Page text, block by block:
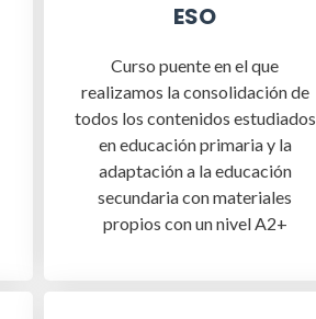
ESO
Curso puente en el que
realizamos la consolidación de
todos los contenidos estudiados
en educación primaria y la
adaptación a la educación
secundaria con materiales
propios con un nivel A2+